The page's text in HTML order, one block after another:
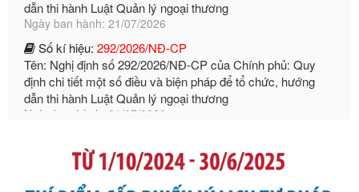
Số kí hiệu:292/2026/NĐ-CP
Tên: Nghị định số 292/2026/NĐ-CP của Chính phủ: Quy
định chi tiết một số điều và biện pháp để tổ chức, hướng
dẫn thi hành Luật Quản lý ngoại thương
Ngày ban hành: 21/07/2026
Số kí hiệu:105/2026/TT-BTC
Tên: Thông tư số 105/2026/TT-BTC của Bộ Tài chính: Bãi
2019 của Bộ trưởng Bộ Tài chính hướng dẫn thực hiện xử
phạt vi phạm hành chính trong lĩnh vực kho bạc nhà nước
Ngày ban hành: 21/07/2026